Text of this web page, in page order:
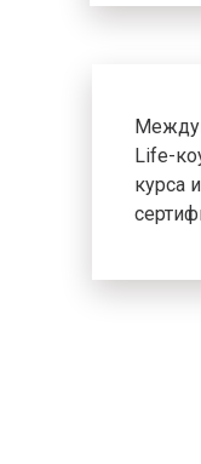
Life-
курса